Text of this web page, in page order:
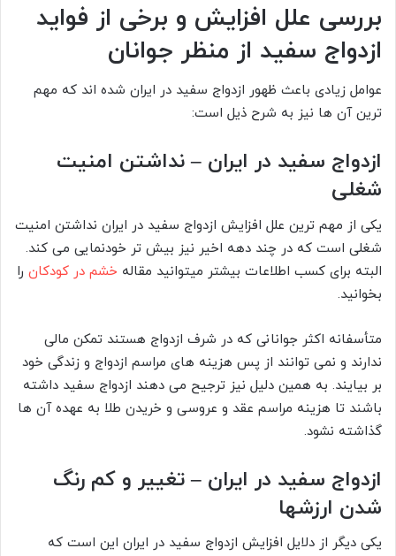
بررسی علل افزایش و برخی از فواید
ازدواج سفید از منظر جوانان
عوامل زیادی باعث ظهور ازدواج سفید در ایران شده اند که مهم
ترین آن ها نیز به شرح ذیل است:
ازدواج سفید در ایران – نداشتن امنیت
شغلی
یکی از مهم ترین علل افزایش ازدواج سفید در ایران نداشتن امنیت
شغلی است که در چند دهه اخیر نیز بیش تر خودنمایی می کند.
البته برای کسب اطلاعات بیشتر میتوانید مقاله خشم در کودکان را
بخوانید.
متأسفانه اکثر جوانانی که در شرف ازدواج هستند تمکن مالی
ندارند و نمی توانند از پس هزینه های مراسم ازدواج و زندگی خود
بر بیایند. به همین دلیل نیز ترجیح می دهند ازدواج سفید داشته
باشند تا هزینه مراسم عقد و عروسی و خریدن طلا به عهده آن ها
گذاشته نشود.
ازدواج سفید در ایران – تغییر و کم رنگ
شدن ارزشها
یکی دیگر از دلایل افزایش ازدواج سفید در ایران این است که